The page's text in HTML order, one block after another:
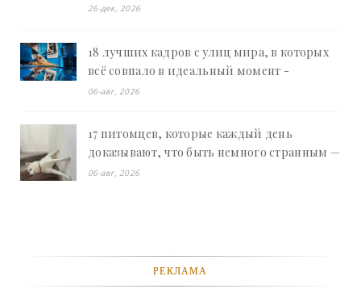
26-дек, 2026
18 лучших кадров с улиц мира, в которых
всё совпало в идеальный момент -
«Смешное»
06-авг, 2026
17 питомцев, которые каждый день
доказывают, что быть немного странным —
это талант - «Смешное»
06-авг, 2026
РЕКЛАМА